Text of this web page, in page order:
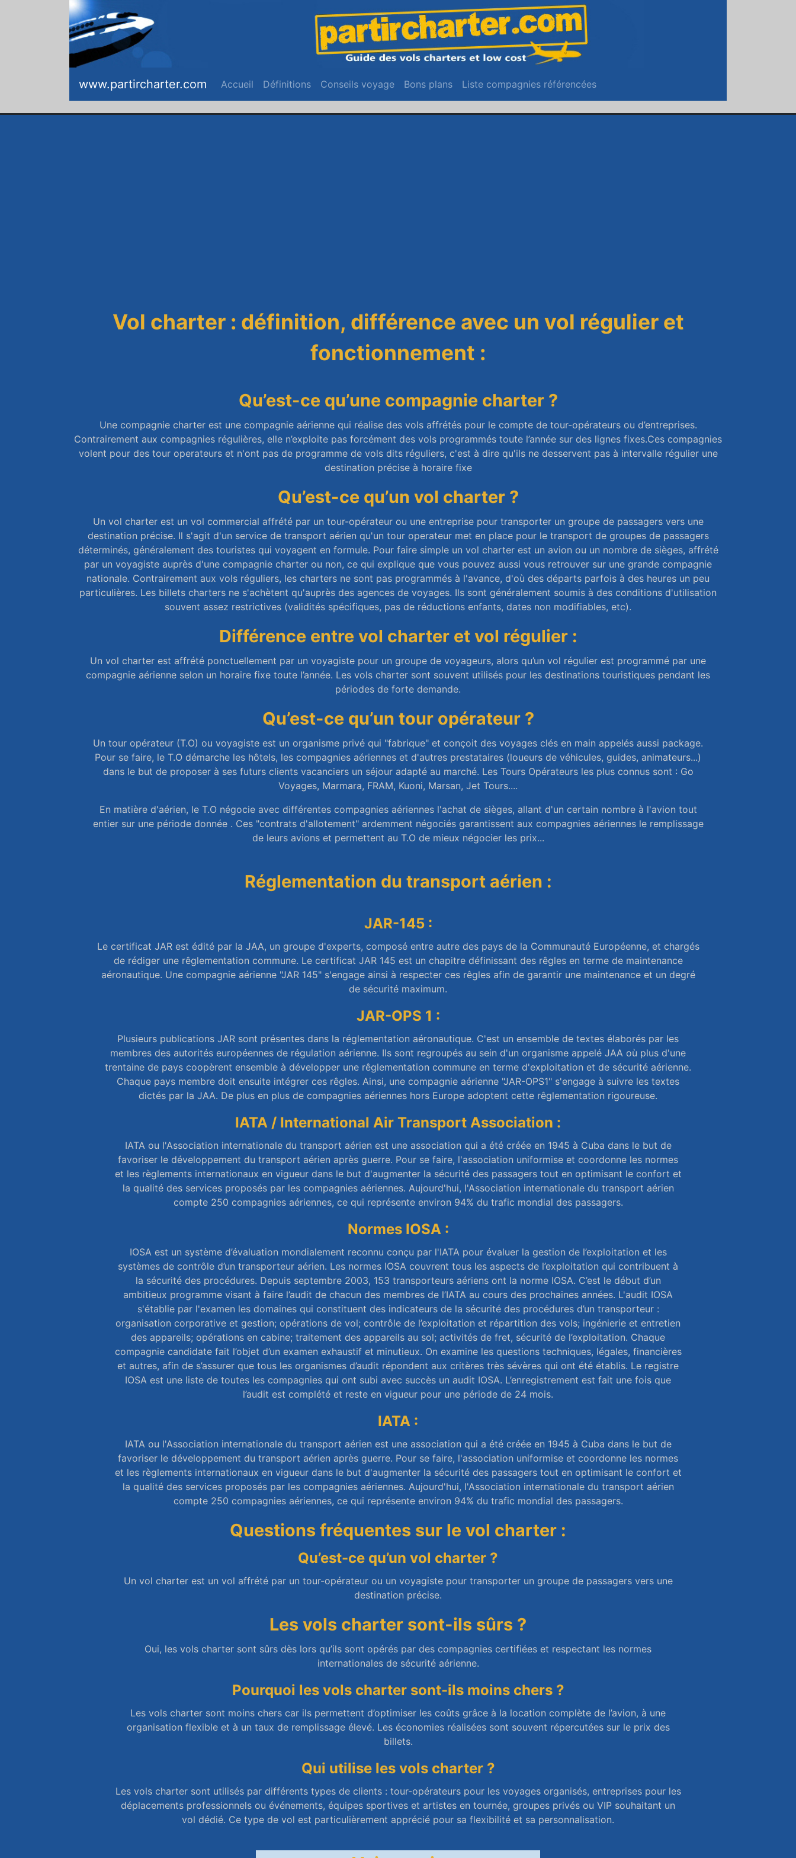
www.partircharter.com Accueil (current)
Définitions (current)
Conseils voyage (current)
Bons plans (current)
Liste compagnies référencées
Vol charter : définition, différence avec un vol régulier et
fonctionnement :
Qu’est-ce qu’une compagnie charter ?
Une compagnie charter est une compagnie aérienne qui réalise des vols affrétés pour le compte de tour-opérateurs ou d’entreprises.
Contrairement aux compagnies régulières, elle n’exploite pas forcément des vols programmés toute l’année sur des lignes fixes.Ces compagnies
volent pour des tour operateurs et n'ont pas de programme de vols dits réguliers, c'est à dire qu'ils ne desservent pas à intervalle régulier une
destination précise à horaire fixe
Qu’est-ce qu’un vol charter ?
Un vol charter est un vol commercial affrété par un tour-opérateur ou une entreprise pour transporter un groupe de passagers vers une
destination précise. Il s'agit d'un service de transport aérien qu'un tour operateur met en place pour le transport de groupes de passagers
déterminés, généralement des touristes qui voyagent en formule. Pour faire simple un vol charter est un avion ou un nombre de sièges, affrété
par un voyagiste auprès d'une compagnie charter ou non, ce qui explique que vous pouvez aussi vous retrouver sur une grande compagnie
nationale. Contrairement aux vols réguliers, les charters ne sont pas programmés à l'avance, d'où des départs parfois à des heures un peu
particulières. Les billets charters ne s'achètent qu'auprès des agences de voyages. Ils sont généralement soumis à des conditions d'utilisation
souvent assez restrictives (validités spécifiques, pas de réductions enfants, dates non modifiables, etc).
Différence entre vol charter et vol régulier :
Un vol charter est affrété ponctuellement par un voyagiste pour un groupe de voyageurs, alors qu’un vol régulier est programmé par une
compagnie aérienne selon un horaire fixe toute l’année. Les vols charter sont souvent utilisés pour les destinations touristiques pendant les
périodes de forte demande.
Qu’est-ce qu’un tour opérateur ?
Un tour opérateur (T.O) ou voyagiste est un organisme privé qui "fabrique" et conçoit des voyages clés en main appelés aussi package.
Pour se faire, le T.O démarche les hôtels, les compagnies aériennes et d'autres prestataires (loueurs de véhicules, guides, animateurs...)
dans le but de proposer à ses futurs clients vacanciers un séjour adapté au marché. Les Tours Opérateurs les plus connus sont : Go
Voyages, Marmara, FRAM, Kuoni, Marsan, Jet Tours....
En matière d'aérien, le T.O négocie avec différentes compagnies aériennes l'achat de sièges, allant d'un certain nombre à l'avion tout
entier sur une période donnée . Ces "contrats d'allotement" ardemment négociés garantissent aux compagnies aériennes le remplissage
de leurs avions et permettent au T.O de mieux négocier les prix...
Réglementation du transport aérien :
JAR-145 :
Le certificat JAR est édité par la JAA, un groupe d'experts, composé entre autre des pays de la Communauté Européenne, et chargés
de rédiger une rêglementation commune. Le certificat JAR 145 est un chapitre définissant des rêgles en terme de maintenance
aéronautique. Une compagnie aérienne "JAR 145" s'engage ainsi à respecter ces rêgles afin de garantir une maintenance et un degré
de sécurité maximum.
JAR-OPS 1 :
Plusieurs publications JAR sont présentes dans la réglementation aéronautique. C'est un ensemble de textes élaborés par les
membres des autorités européennes de régulation aérienne. Ils sont regroupés au sein d'un organisme appelé JAA où plus d'une
trentaine de pays coopèrent ensemble à développer une rêglementation commune en terme d'exploitation et de sécurité aérienne.
Chaque pays membre doit ensuite intégrer ces rêgles. Ainsi, une compagnie aérienne "JAR-OPS1" s'engage à suivre les textes
dictés par la JAA. De plus en plus de compagnies aériennes hors Europe adoptent cette rêglementation rigoureuse.
IATA / International Air Transport Association :
IATA ou l'Association internationale du transport aérien est une association qui a été créée en 1945 à Cuba dans le but de
favoriser le développement du transport aérien après guerre. Pour se faire, l'association uniformise et coordonne les normes
et les règlements internationaux en vigueur dans le but d'augmenter la sécurité des passagers tout en optimisant le confort et
la qualité des services proposés par les compagnies aériennes. Aujourd'hui, l'Association internationale du transport aérien
compte 250 compagnies aériennes, ce qui représente environ 94% du trafic mondial des passagers.
Normes IOSA :
IOSA est un système d’évaluation mondialement reconnu conçu par l'IATA pour évaluer la gestion de l’exploitation et les
systèmes de contrôle d’un transporteur aérien. Les normes IOSA couvrent tous les aspects de l’exploitation qui contribuent à
la sécurité des procédures. Depuis septembre 2003, 153 transporteurs aériens ont la norme IOSA. C’est le début d’un
ambitieux programme visant à faire l’audit de chacun des membres de l’IATA au cours des prochaines années. L'audit IOSA
s'établie par l'examen les domaines qui constituent des indicateurs de la sécurité des procédures d’un transporteur :
organisation corporative et gestion; opérations de vol; contrôle de l’exploitation et répartition des vols; ingénierie et entretien
des appareils; opérations en cabine; traitement des appareils au sol; activités de fret, sécurité de l’exploitation. Chaque
compagnie candidate fait l’objet d’un examen exhaustif et minutieux. On examine les questions techniques, légales, financières
et autres, afin de s’assurer que tous les organismes d’audit répondent aux critères très sévères qui ont été établis. Le registre
IOSA est une liste de toutes les compagnies qui ont subi avec succès un audit IOSA. L’enregistrement est fait une fois que
l’audit est complété et reste en vigueur pour une période de 24 mois.
IATA :
IATA ou l'Association internationale du transport aérien est une association qui a été créée en 1945 à Cuba dans le but de
favoriser le développement du transport aérien après guerre. Pour se faire, l'association uniformise et coordonne les normes
et les règlements internationaux en vigueur dans le but d'augmenter la sécurité des passagers tout en optimisant le confort et
la qualité des services proposés par les compagnies aériennes. Aujourd'hui, l'Association internationale du transport aérien
compte 250 compagnies aériennes, ce qui représente environ 94% du trafic mondial des passagers.
Questions fréquentes sur le vol charter :
Qu’est-ce qu’un vol charter ?
Un vol charter est un vol affrété par un tour-opérateur ou un voyagiste pour transporter un groupe de passagers vers une
destination précise.
Les vols charter sont-ils sûrs ?
Oui, les vols charter sont sûrs dès lors qu’ils sont opérés par des compagnies certifiées et respectant les normes
internationales de sécurité aérienne.
Pourquoi les vols charter sont-ils moins chers ?
Les vols charter sont moins chers car ils permettent d’optimiser les coûts grâce à la location complète de l’avion, à une
organisation flexible et à un taux de remplissage élevé. Les économies réalisées sont souvent répercutées sur le prix des
billets.
Qui utilise les vols charter ?
Les vols charter sont utilisés par différents types de clients : tour-opérateurs pour les voyages organisés, entreprises pour les
déplacements professionnels ou événements, équipes sportives et artistes en tournée, groupes privés ou VIP souhaitant un
vol dédié. Ce type de vol est particulièrement apprécié pour sa flexibilité et sa personnalisation.